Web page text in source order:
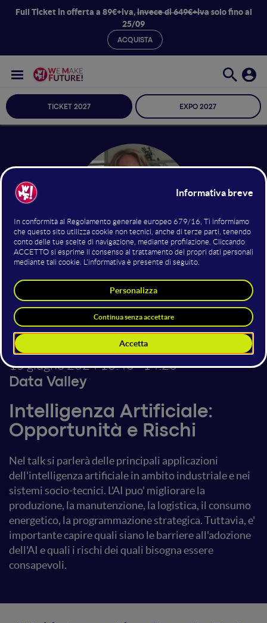
Full Ticket in offerta a 89€+iva,invece di 649€+ivasolo fino al
25/09
ACQUISTA
TICKET 2027 EXPO 2027
Director
Alma Mater Research Institute for
Human-Centered Artificial
Intelligence
15 giugno 202413:40 - 14:20
Data Valley
Intelligenza Artificiale:
Opportunità e Rischi
Nel talk si parlerà delle principali applicazioni
dell'intelligenza artificiale in ambito industriale e nei
sistemi socio-tecnici. L'AI puo' migliorare la
produzione, la manutenzione, la logistica, il consumo
energetico, la programmazione strategica. Tuttavia, e'
importante capire quali siano le barriere all'adozione
dell'AI e quali i rischi dei quali bisogna essere
consapevoli.